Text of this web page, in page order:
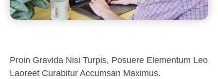
Proin Gravida Nisi Turpis, Posuere Elementum Leo
Laoreet Curabitur Accumsan Maximus.